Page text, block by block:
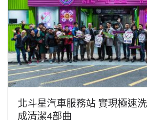
北斗星汽車服務站 實現極速
成清潔4部曲